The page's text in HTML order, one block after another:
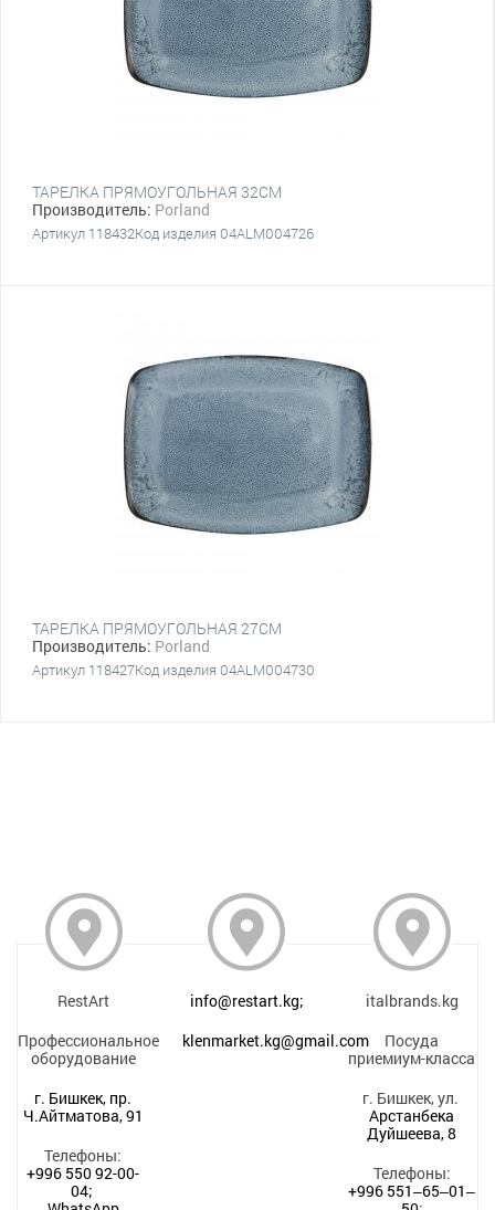
ТАРЕЛКА ПРЯМОУГОЛЬНАЯ 32CM
Производитель: Porland
Артикул 118432Код изделия 04ALM004726
ТАРЕЛКА ПРЯМОУГОЛЬНАЯ 27CM
Производитель: Porland
Артикул 118427Код изделия 04ALM004730
RestArt
Профессиональное
оборудование
г. Бишкек, пр.
Ч.Айтматова, 91
Телефоны:
+996 550 92-00-
04;
info@restart.kg;
klenmarket.kg@gmail.com
italbrands.kg
Посуда
приемиум-класса
г. Бишкек, ул.
Арстанбека
Дуйшеева, 8
Телефоны:
+996 551‒65‒01‒